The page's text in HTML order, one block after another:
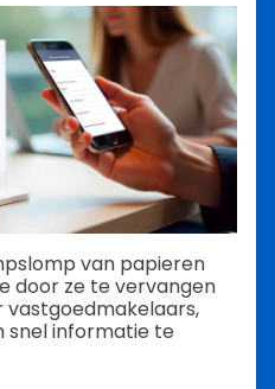
van papieren
door ze te vervangen
vastgoedmakelaars,
snel informatie te